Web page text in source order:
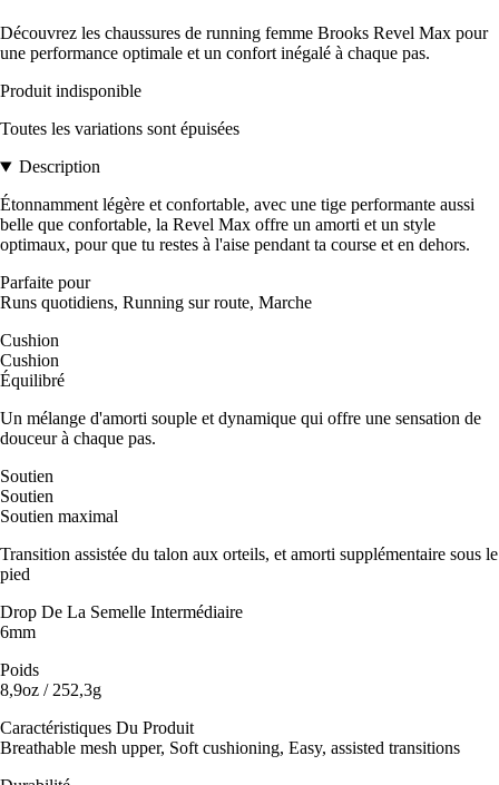
Découvrez les chaussures de running femme Brooks Revel Max pour
une performance optimale et un confort inégalé à chaque pas.
Produit indisponible
Toutes les variations sont épuisées
Description
Étonnamment légère et confortable, avec une tige performante aussi
belle que confortable, la Revel Max offre un amorti et un style
optimaux, pour que tu restes à l'aise pendant ta course et en dehors.
Parfaite pour
Runs quotidiens, Running sur route, Marche
Cushion
Cushion
Équilibré
Un mélange d'amorti souple et dynamique qui offre une sensation de
douceur à chaque pas.
Soutien
Soutien
Soutien maximal
Transition assistée du talon aux orteils, et amorti supplémentaire sous le
pied
Drop De La Semelle Intermédiaire
6mm
Poids
8,9oz / 252,3g
Caractéristiques Du Produit
Breathable mesh upper, Soft cushioning, Easy, assisted transitions